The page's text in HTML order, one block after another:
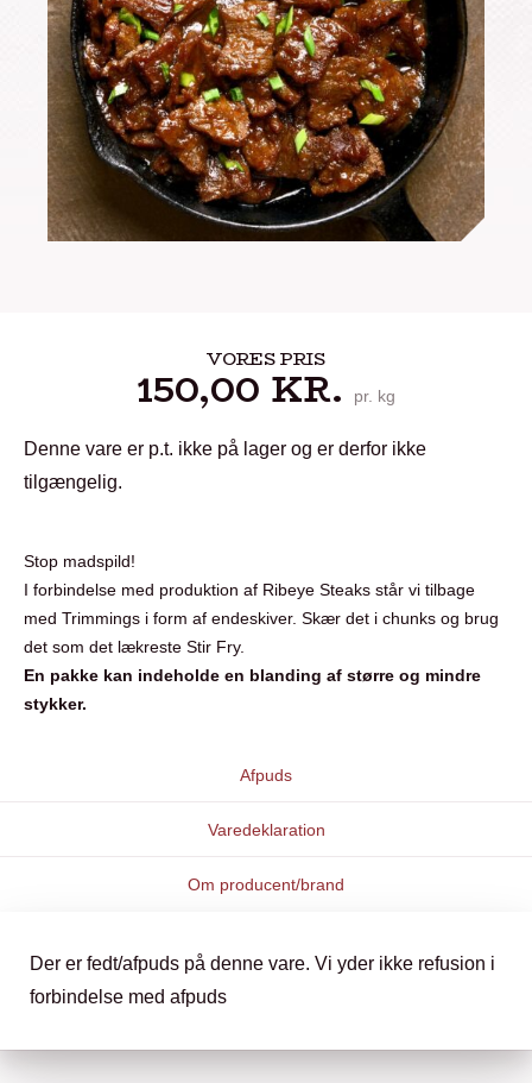
VORES PRIS
150,00 KR. pr. kg
Denne vare er p.t. ikke på lager og er derfor ikke
tilgængelig.
Stop madspild!
I forbindelse med produktion af Ribeye Steaks står vi tilbage
med Trimmings i form af endeskiver. Skær det i chunks og brug
det som det lækreste Stir Fry.
En pakke kan indeholde en blanding af større og mindre
stykker.
Afpuds
Varedeklaration
Om producent/brand
Der er fedt/afpuds på denne vare. Vi yder ikke refusion i
forbindelse med afpuds